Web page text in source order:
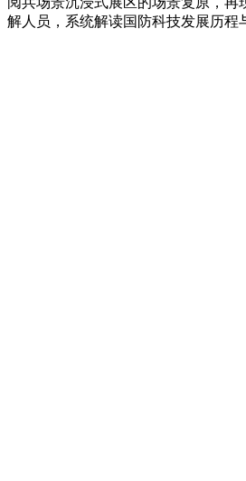
解人员，系统解读国防科技发展历程